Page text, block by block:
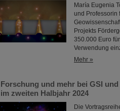
María Eugenia
und Professorin
Projekts
350.000 Euro
Verwendung
Mehr »
Forschung und mehr bei GSI
im zweiten Halbjahr 2024
Die